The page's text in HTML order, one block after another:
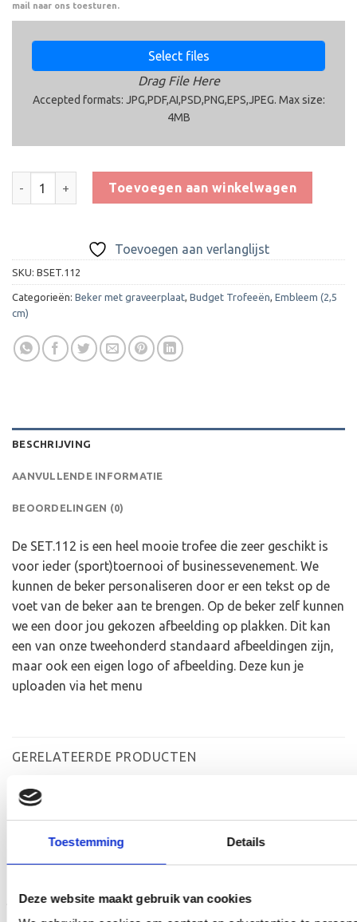
Toestemming Details
Deze website maakt gebruik van cookies
mail naar ons toesturen.
Select files
Drag File Here
Accepted formats: JPG,PDF,AI,PSD,PNG,EPS,JPEG. Max size:
4MB
Trofee BSET.112 aantal
Toevoegen aan winkelwagen
Toevoegen aan verlanglijst
SKU: BSET.112
Categorieën: Beker met graveerplaat, Budget Trofeeën, Embleem (2,5
cm)
BESCHRIJVING
AANVULLENDE INFORMATIE
BEOORDELINGEN (0)
De SET.112 is een heel mooie trofee die zeer geschikt is
voor ieder (sport)toernooi of businessevenement. We
kunnen de beker personaliseren door er een tekst op de
voet van de beker aan te brengen. Op de beker zelf kunnen
we een door jou gekozen afbeelding op plakken. Dit kan
een van onze tweehonderd standaard afbeeldingen zijn,
maar ook een eigen logo of afbeelding. Deze kun je
uploaden via het menu
GERELATEERDE PRODUCTEN
Toevoegen
aan
Aanbieding!